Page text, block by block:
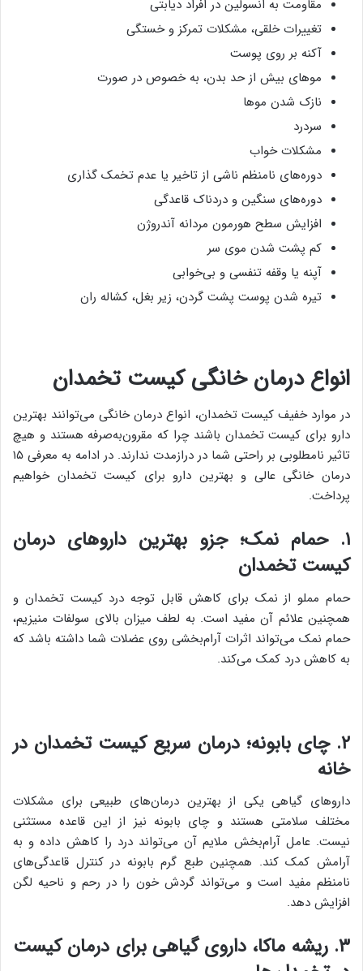
مقاومت به انسولین در افراد دیابتی
تغییرات خلقی، مشکلات تمرکز و خستگی
آکنه بر روی پوست
موهای بیش از حد بدن، به خصوص در صورت
نازک شدن موها
سردرد
مشکلات خواب
دوره‌های نامنظم ناشی از تاخیر یا عدم تخمک گذاری
دوره‌های سنگین و دردناک قاعدگی
افزایش سطح هورمون مردانه آندروژن
کم پشت شدن موی سر
آپنه یا وقفه تنفسی و بی‌خوابی
تیره شدن پوست پشت گردن، زیر بغل، کشاله ران
انواع درمان خانگی کیست تخمدان
در موارد خفیف کیست تخمدان، انواع درمان خانگی می‌توانند بهترین
دارو برای کیست تخمدان باشند چرا که مقرون‌به‌صرفه هستند و هیچ
تاثیر نامطلوبی بر راحتی شما در درازمدت ندارند. در ادامه به معرفی ۱۵
درمان خانگی عالی و بهترین دارو برای کیست تخمدان خواهیم
پرداخت.
۱. حمام نمک؛ جزو بهترین داروهای درمان
کیست تخمدان
حمام مملو از نمک برای کاهش قابل توجه درد کیست تخمدان و
همچنین علائم آن مفید است. به لطف میزان بالای سولفات منیزیم،
حمام نمک می‌تواند اثرات آرام‌بخشی روی عضلات شما داشته باشد که
به کاهش درد کمک می‌کند.
۲. چای بابونه؛ درمان سریع کیست تخمدان در
خانه
داروهای گیاهی یکی از بهترین درمان‌های طبیعی برای مشکلات
مختلف سلامتی هستند و چای بابونه نیز از این قاعده مستثنی
نیست. عامل آرام‌بخش ملایم آن می‌تواند درد را کاهش داده و به
آرامش کمک کند. همچنین طبع گرم بابونه در کنترل قاعدگی‌های
نامنظم مفید است و می‌تواند گردش خون را در رحم و ناحیه لگن
افزایش دهد.
۳. ریشه ماکا، داروی گیاهی برای درمان کیست